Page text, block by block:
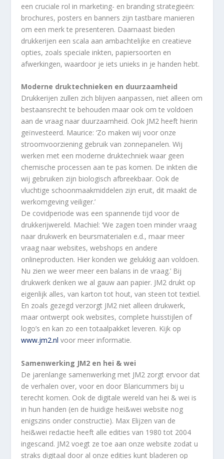
een cruciale rol in marketing- en branding strategieën:
brochures, posters en banners zijn tastbare manieren
om een merk te presenteren. Daarnaast bieden
drukkerijen een scala aan ambachtelijke en creatieve
opties, zoals speciale inkten, papiersoorten en
afwerkingen, waardoor je iets unieks in je handen hebt.
Moderne druktechnieken en duurzaamheid
Drukkerijen zullen zich blijven aanpassen, niet alleen om
bestaansrecht te behouden maar ook om te voldoen
aan de vraag naar duurzaamheid. Ook JM2 heeft hierin
geïnvesteerd. Maurice: ‘Zo maken wij voor onze
stroomvoorziening gebruik van zonnepanelen. Wij
werken met een moderne druktechniek waar geen
chemische processen aan te pas komen. De inkten die
wij gebruiken zijn biologisch afbreekbaar. Ook de
vluchtige schoonmaakmiddelen zijn eruit, dit maakt de
werkomgeving veiliger.’
De covidperiode was een spannende tijd voor de
drukkerijwereld. Machiel: ‘We zagen toen minder vraag
naar drukwerk en beursmaterialen e.d., maar meer
vraag naar websites, webshops en andere
onlineproducten. Hier konden we gelukkig aan voldoen.
Nu zien we weer meer een balans in de vraag.’ Bij
drukwerk denken we al gauw aan papier. JM2 drukt op
eigenlijk alles, van karton tot hout, van steen tot textiel.
En zoals gezegd verzorgt JM2 niet alleen drukwerk,
maar ontwerpt ook websites, complete huisstijlen of
logo’s en kan zo een totaalpakket leveren. Kijk op
www.jm2.nl voor meer informatie.
Samenwerking JM2 en hei & wei
De jarenlange samenwerking met JM2 zorgt ervoor dat
de verhalen over, voor en door Blaricummers bij u
terecht komen. Ook de digitale wereld van hei & wei is
in hun handen (en de huidige hei&wei website nog
enigszins onder constructie). Max Elijzen van de
hei&wei redactie heeft alle edities van 1980 tot 2004
ingescand. JM2 voegt ze toe aan onze website zodat u
straks digitaal door al onze edities kunt bladeren op